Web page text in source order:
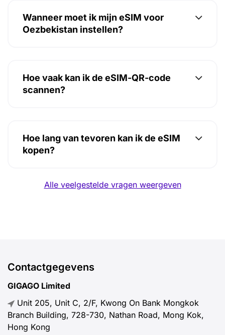
Wanneer moet ik mijn eSIM voor
Oezbekistan instellen?
Hoe vaak kan ik de eSIM-QR-code
scannen?
Hoe lang van tevoren kan ik de eSIM
kopen?
Alle veelgestelde vragen weergeven
Contactgegevens
GIGAGO Limited
Unit 205, Unit C, 2/F, Kwong On Bank Mongkok
Branch Building, 728-730, Nathan Road, Mong Kok,
Hong Kong